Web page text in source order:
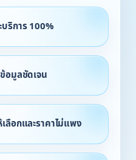
ริการ 100%
อมูลชัดเจน
ลือกและราคาไม่แพง